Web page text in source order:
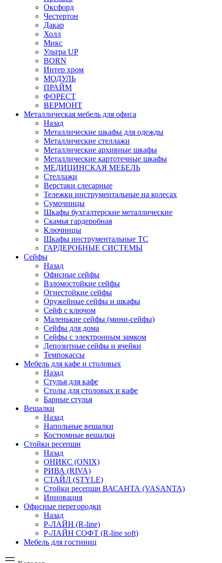
Оксфорд
Честертон
Дакар
Холл
Микс
Ультра UP
BORN
Интер хром
МОДУЛЬ
ПРАЙМ
ФОРЕСТ
ВЕРМОНТ
Металлическая мебель для офиса
Назад
Металлические шкафы для одежды
Металлические стеллажи
Металлические архивные шкафы
Металлические картотечные шкафы
МЕДИЦИНСКАЯ МЕБЕЛЬ
Стеллажи
Верстаки слесарные
Тележки инструментальные на колесах
Сумочницы
Шкафы бухгалтерские металлические
Скамья гардеробная
Ключницы
Шкафы инструментальные ТС
ГАРДЕРОБНЫЕ СИСТЕМЫ
Сейфы
Назад
Офисные сейфы
Взломостойкие сейфы
Огнестойкие сейфы
Оружейные сейфы и шкафы
Сейф с ключом
Маленькие сейфы (мини-сейфы)
Сейфы для дома
Сейфы с электронным замком
Депозитные сейфы и ячейки
Темпокассы
Мебель для кафе и столовых
Назад
Стулья для кафе
Столы для столовых и кафе
Барные стулья
Вешалки
Назад
Напольные вешалки
Костюмные вешалки
Стойки ресепшн
Назад
ОНИКС (ONIX)
РИВА (RIVA)
СТАЙЛ (STYLE)
Стойки ресепшн ВАСАНТА (VASANTA)
Инновация
Офисные перегородки
Назад
Р-ЛАЙН (R-line)
Р-ЛАЙН СОФТ (R-line soft)
Мебель для гостиниц